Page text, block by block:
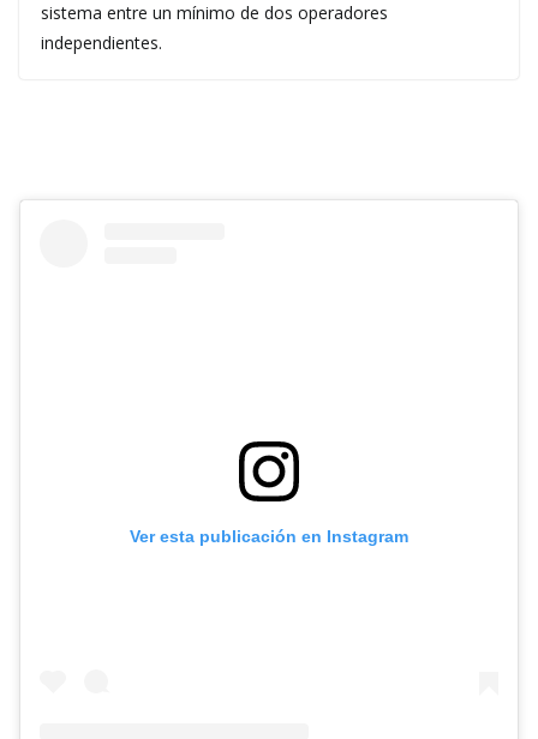
sistema entre un mínimo de dos operadores
independientes.
Ver esta publicación en Instagram